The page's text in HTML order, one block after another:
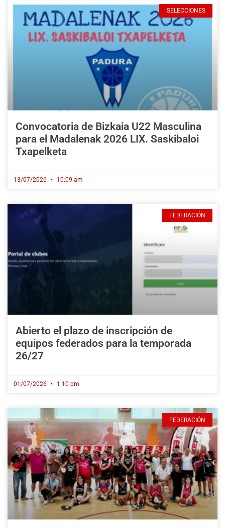
SELECCIONES
Convocatoria de Bizkaia U22 Masculina
para el Madalenak 2026 LIX. Saskibaloi
Txapelketa
13/07/2026 10:09 am
FEDERACIÓN
Abierto el plazo de inscripción de
equipos federados para la temporada
26/27
01/07/2026 1:10 pm
FEDERACIÓN